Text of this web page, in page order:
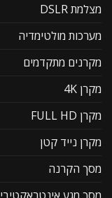
מצלמת DSLR
מערכות מולטימדיה
מקרנים מתקדמים
מקרן 4K
מקרן FULL HD
מקרן נייד קטן
מסך הקרנה